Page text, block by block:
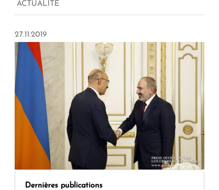
ACTUALITÉ
27.11.2019
Dernières publications